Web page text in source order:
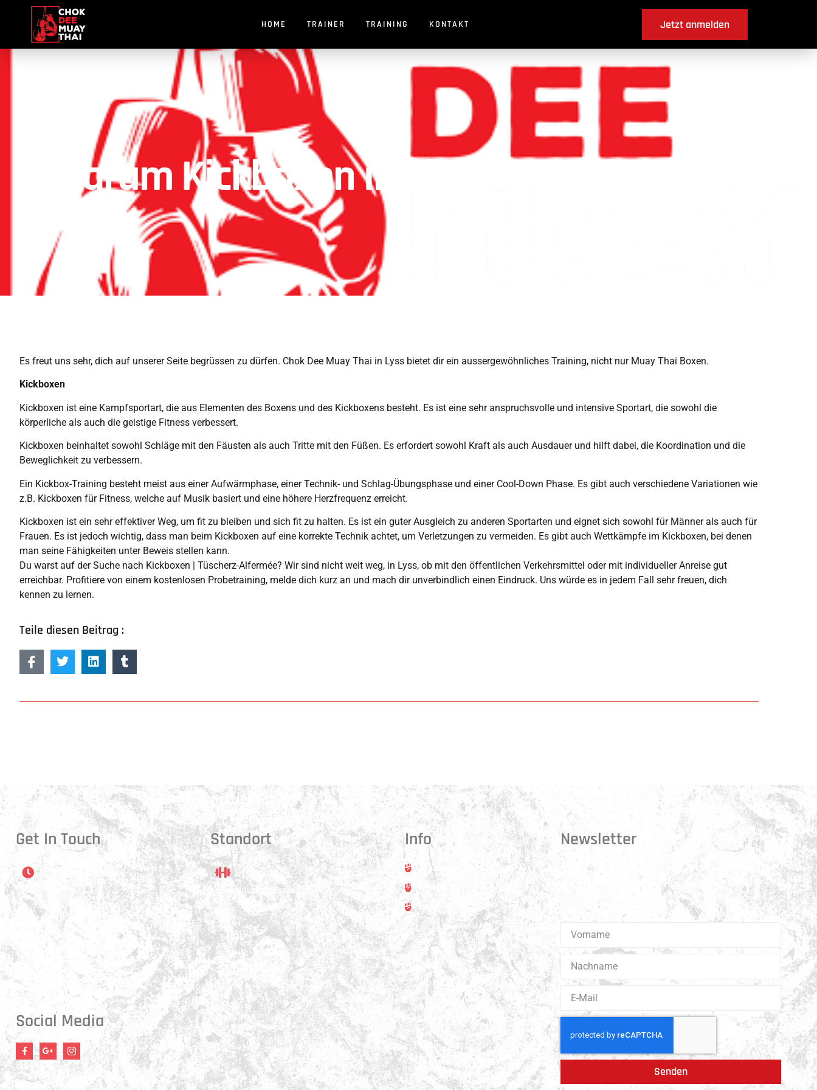
HOME TRAINER TRAINING KONTAKT Jetzt anmelden
Warum Kickboxen in Tüscherz-Alfermée ?
Es freut uns sehr, dich auf unserer Seite begrüssen zu dürfen. Chok Dee Muay Thai in Lyss bietet dir ein aussergewöhnliches Training, nicht nur Muay Thai Boxen.
Kickboxen
Kickboxen ist eine Kampfsportart, die aus Elementen des Boxens und des Kickboxens besteht. Es ist eine sehr anspruchsvolle und intensive Sportart, die sowohl die
körperliche als auch die geistige Fitness verbessert.
Kickboxen beinhaltet sowohl Schläge mit den Fäusten als auch Tritte mit den Füßen. Es erfordert sowohl Kraft als auch Ausdauer und hilft dabei, die Koordination und die
Beweglichkeit zu verbessern.
Ein Kickbox-Training besteht meist aus einer Aufwärmphase, einer Technik- und Schlag-Übungsphase und einer Cool-Down Phase. Es gibt auch verschiedene Variationen wie
z.B. Kickboxen für Fitness, welche auf Musik basiert und eine höhere Herzfrequenz erreicht.
Kickboxen ist ein sehr effektiver Weg, um fit zu bleiben und sich fit zu halten. Es ist ein guter Ausgleich zu anderen Sportarten und eignet sich sowohl für Männer als auch für
Frauen. Es ist jedoch wichtig, dass man beim Kickboxen auf eine korrekte Technik achtet, um Verletzungen zu vermeiden. Es gibt auch Wettkämpfe im Kickboxen, bei denen
man seine Fähigkeiten unter Beweis stellen kann.
Du warst auf der Suche nach Kickboxen | Tüscherz-Alfermée? Wir sind nicht weit weg, in Lyss, ob mit den öffentlichen Verkehrsmittel oder mit individueller Anreise gut
erreichbar. Profitiere von einem kostenlosen Probetraining, melde dich kurz an und mach dir unverbindlich einen Eindruck. Uns würde es in jedem Fall sehr freuen, dich
kennen zu lernen.
Teile diesen Beitrag :
Get In Touch
Öffnungszeiten
Montag:
17:15 - 21:00 Uhr
Mittwoch:
17:30 - 21:00 Uhr
Donnerstag:
17:15 - 18:45 Uhr
Freitag:
17:30 - 21:00 Uhr
Social Media
Standort
Standort
Hauptstrasse 31
3250 Lyss
Info
Trainer
Training
Kontakt
Newsletter
Erhalte 1x pro Quartal unsere News in dein Postfach.
Darüber hinaus teilen wir gerne Spannendes und
Lehrreiches aus der Welt des Muay Thai Boxen.
Senden